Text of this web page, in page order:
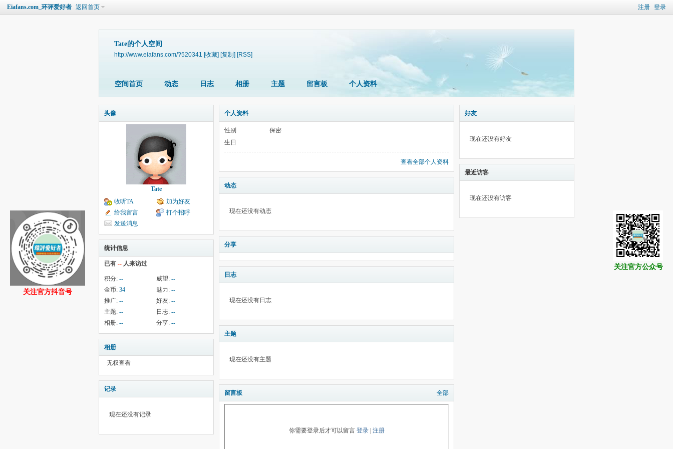
注册 登录
Eiafans.com_环评爱好者 返回首页
Tate的个人空间
http://www.eiafans.com/?520341 [收藏] [复制] [RSS]
空间首页 动态 日志 相册 主题 留言板 个人资料
头像
Tate
收听TA
加为好友
给我留言
打个招呼
发送消息
统计信息
已有 -- 人来访过
积分: -- 威望: --
金币: 34 魅力: --
推广: -- 好友: --
主题: -- 日志: --
相册: -- 分享: --
相册
无权查看
记录
现在还没有记录
个人资料
性别
保密
生日
查看全部个人资料
动态
现在还没有动态
分享
日志
现在还没有日志
主题
现在还没有主题
留言板 全部
你需要登录后才可以留言 登录| 注册
好友
现在还没有好友
最近访客
现在还没有访客
关注官方公众号
关注官方抖音号